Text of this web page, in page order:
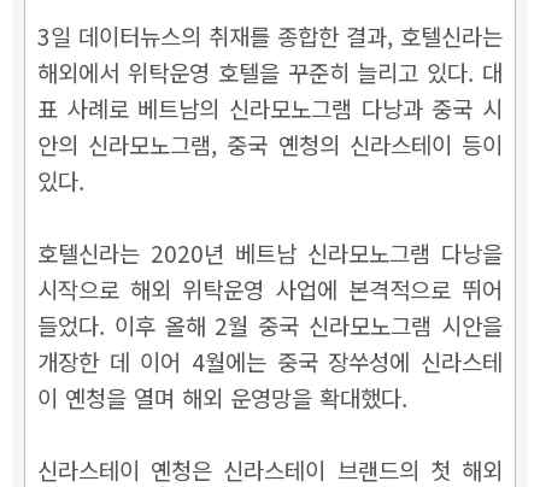
3일 데이터뉴스의 취재를 종합한 결과, 호텔신라는
해외에서 위탁운영 호텔을 꾸준히 늘리고 있다. 대
표 사례로 베트남의 신라모노그램 다낭과 중국 시
안의 신라모노그램, 중국 옌청의 신라스테이 등이
있다.
호텔신라는 2020년 베트남 신라모노그램 다낭을
시작으로 해외 위탁운영 사업에 본격적으로 뛰어
들었다. 이후 올해 2월 중국 신라모노그램 시안을
개장한 데 이어 4월에는 중국 장쑤성에 신라스테
이 옌청을 열며 해외 운영망을 확대했다.
신라스테이 옌청은 신라스테이 브랜드의 첫 해외